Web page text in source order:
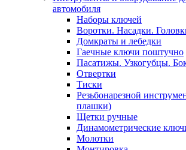
автомобиля
Наборы ключей
Воротки. Насадки.
Домкраты и лебедки
Гаечные ключи поштучно
Пасатижы. Узкогубцы.
Отвертки
Тиски
Резьбонарезной
плашки)
Щетки ручные
Динамометрические
Молотки